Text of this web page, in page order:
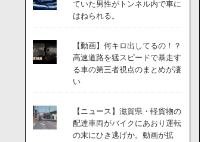
ていた男性がトンネル内で車に
はねられる。
【動画】何キロ出してるの！？
高速道路を猛スピードで暴走す
る車の第三者視点のまとめが凄
い
【ニュース】滋賀県・軽貨物の
配達車両がバイクにあおり運転
の末にひき逃げか。動画が拡